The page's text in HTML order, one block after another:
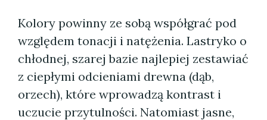
Kolory powinny ze sobą współgrać pod
względem tonacji i natężenia. Lastryko o
chłodnej, szarej bazie najlepiej zestawiać
z ciepłymi odcieniami drewna (dąb,
orzech), które wprowadzą kontrast i
uczucie przytulności. Natomiast jasne,